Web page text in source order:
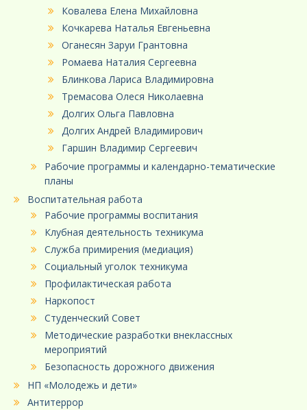
Ковалева Елена Михайловна
Кочкарева Наталья Евгеньевна
Оганесян Заруи Грантовна
Ромаева Наталия Сергеевна
Блинкова Лариса Владимировна
Тремасова Олеся Николаевна
Долгих Ольга Павловна
Долгих Андрей Владимирович
Гаршин Владимир Сергеевич
Рабочие программы и календарно-тематические
планы
Воспитательная работа
Рабочие программы воспитания
Клубная деятельность техникума
Служба примирения (медиация)
Социальный уголок техникума
Профилактическая работа
Наркопост
Студенческий Совет
Методические разработки внеклассных
мероприятий
Безопасность дорожного движения
НП «Молодежь и дети»
Антитеррор